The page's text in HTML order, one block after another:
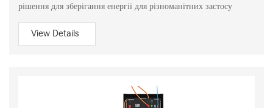
рішення для зберігання енергії для різноманітних застосу
View Details